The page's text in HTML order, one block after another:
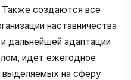
Также создаются все
наставничества
дальнейшей адаптации
идет ежегодное
выделяемых на сферу